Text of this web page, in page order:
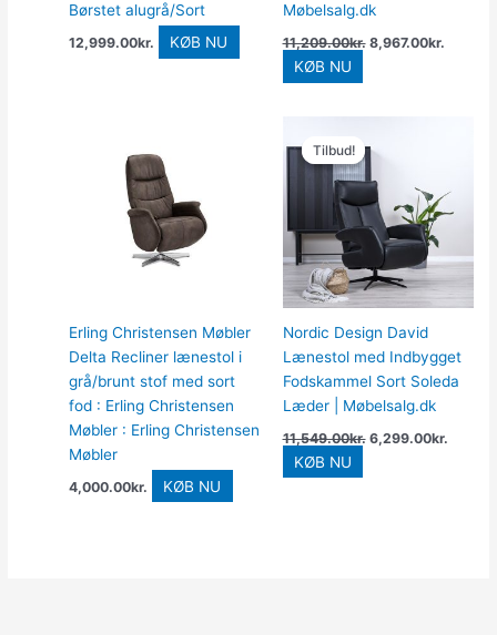
Børstet alugrå/Sort
12,999.00kr. KØB NU
Møbelsalg.dk
11,209.00kr. 8,967.00kr.
KØB NU
Erling Christensen Møbler
Delta Recliner lænestol i
grå/brunt stof med sort
fod : Erling Christensen
Møbler : Erling Christensen
Møbler
4,000.00kr. KØB NU
Tilbud!
Tilbud!
Nordic Design David
Lænestol med Indbygget
Fodskammel Sort Soleda
Læder | Møbelsalg.dk
11,549.00kr.
pris
var:
11,549.00kr..
6,299.00kr.
KØB NU